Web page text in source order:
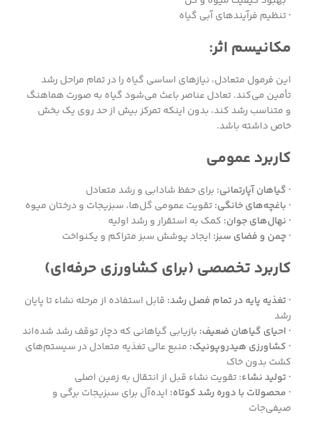
·تنظیم فرآیندهای آبی گیاه
مکانیسم اثر:
این فرمول متعادل، نیازهای اساسی گیاه را در تمام مراحل رشد
تأمین می‌کند. تعادل عناصر باعث می‌شود گیاه به صورت هماهنگ
و متناسب رشد کند، بدون اینکه تمرکز بیش از حد روی یک بخش
خاص داشته باشد.
کاربرد عمومی
· گیاهان آپارتمانی: برای حفظ شادابی و رشد متعادل
· باغچه‌های خانگی:تقویت عمومی گل‌ها، سبزیجات و درختان میوه
· نهال‌های جوان: کمک به استقرار و رشد اولیه
· چمن و فضای سبز: ایجاد پوشش سبز متراکم و یکنواخت
کاربرد تخصصی (برای کشاورزی حرفه‌ای)
· تغذیه پایه در تمام فصل رشد: قابل استفاده از مرحله نشاء تا پایان
رشد
· احیای گیاهان ضعیف: بازیابی گیاهانی که دچار توقف رشد شده‌اند
· کشاورزی هیدروپونیک: منبع عالی تغذیه متعادل در سیستم‌های
کشت بدون خاک
· تولید نشاء: تقویت نشاء قبل از انتقال به زمین اصلی
· محصولات با دوره رشد کوتاه: ایده‌آل برای سبزیجات برگی و
صیفی‌جات